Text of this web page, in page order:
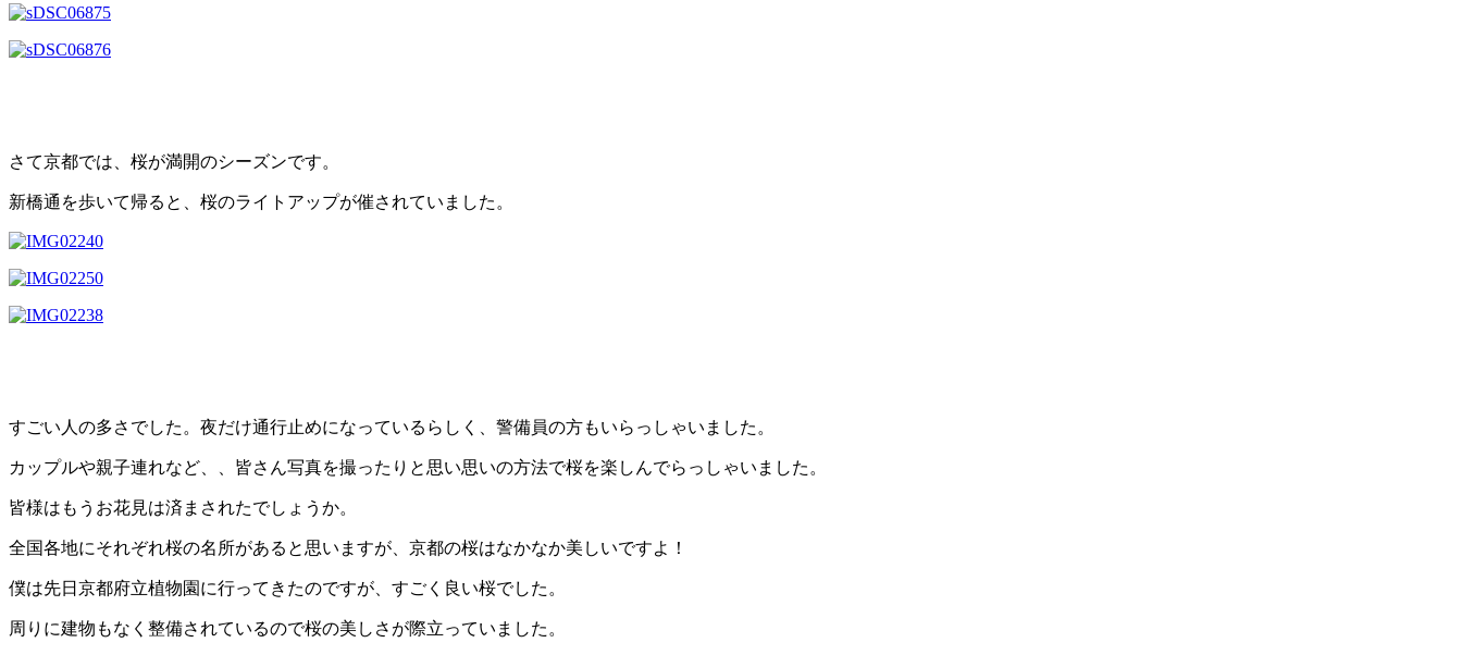
さて京都では、桜が満開のシーズンです。
新橋通を歩いて帰ると、桜のライトアップが催されていました。
すごい人の多さでした。夜だけ通行止めになっているらしく、警備員の方もいらっしゃいました。
カップルや親子連れなど、、皆さん写真を撮ったりと思い思いの方法で桜を楽しんでらっしゃいました。
皆様はもうお花見は済まされたでしょうか。
全国各地にそれぞれ桜の名所があると思いますが、京都の桜はなかなか美しいですよ！
僕は先日京都府立植物園に行ってきたのですが、すごく良い桜でした。
周りに建物もなく整備されているので桜の美しさが際立っていました。